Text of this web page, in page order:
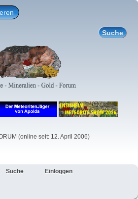
(online seit: 12. April 2006)
Suche Einloggen